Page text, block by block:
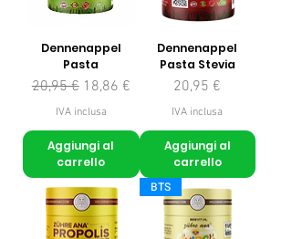
Dennenappel
Pasta
Prezzo regolare
20,95 € Prezzo scontato
18,86 €
IVA inclusa
Aggiungi al
carrello
Dennenappel
Pasta Stevia
Prezzo
20,95 €
IVA inclusa
Aggiungi al
carrello
BTS